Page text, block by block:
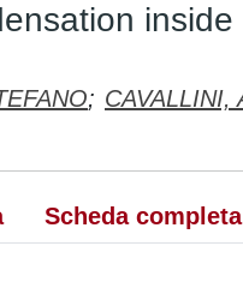
; CAVALLINI,
Scheda